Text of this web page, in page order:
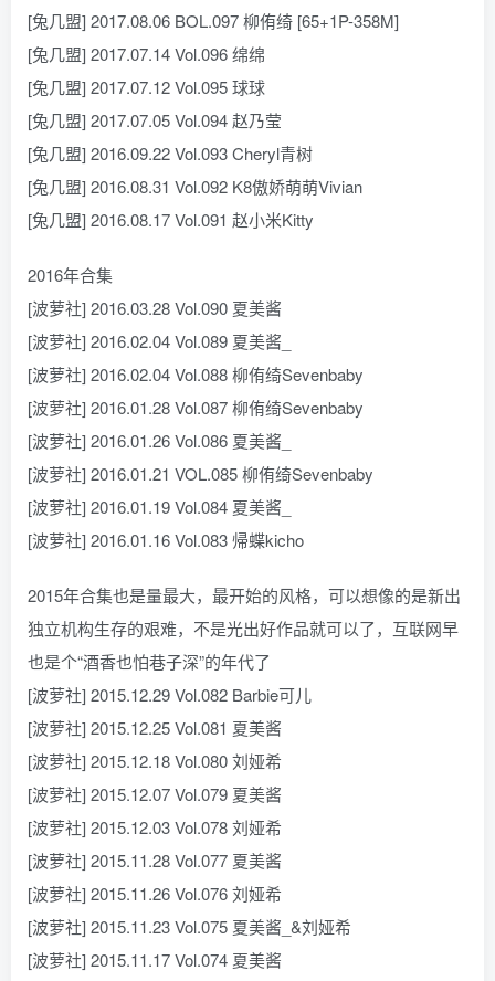
[兔几盟] 2017.08.06 BOL.097 柳侑绮 [65+1P-358M]
[兔几盟] 2017.07.14 Vol.096 绵绵
[兔几盟] 2017.07.12 Vol.095 球球
[兔几盟] 2017.07.05 Vol.094 赵乃莹
[兔几盟] 2016.09.22 Vol.093 Cheryl青树
[兔几盟] 2016.08.31 Vol.092 K8傲娇萌萌Vivian
[兔几盟] 2016.08.17 Vol.091 赵小米Kitty
2016年合集
[波萝社] 2016.03.28 Vol.090 夏美酱
[波萝社] 2016.02.04 Vol.089 夏美酱_
[波萝社] 2016.02.04 Vol.088 柳侑绮Sevenbaby
[波萝社] 2016.01.28 Vol.087 柳侑绮Sevenbaby
[波萝社] 2016.01.26 Vol.086 夏美酱_
[波萝社] 2016.01.21 VOL.085 柳侑绮Sevenbaby
[波萝社] 2016.01.19 Vol.084 夏美酱_
[波萝社] 2016.01.16 Vol.083 帰蝶kicho
2015年合集也是量最大，最开始的风格，可以想像的是新出
独立机构生存的艰难，不是光出好作品就可以了，互联网早
也是个“酒香也怕巷子深”的年代了
[波萝社] 2015.12.29 Vol.082 Barbie可儿
[波萝社] 2015.12.25 Vol.081 夏美酱
[波萝社] 2015.12.18 Vol.080 刘娅希
[波萝社] 2015.12.07 Vol.079 夏美酱
[波萝社] 2015.12.03 Vol.078 刘娅希
[波萝社] 2015.11.28 Vol.077 夏美酱
[波萝社] 2015.11.26 Vol.076 刘娅希
[波萝社] 2015.11.23 Vol.075 夏美酱_&刘娅希
[波萝社] 2015.11.17 Vol.074 夏美酱